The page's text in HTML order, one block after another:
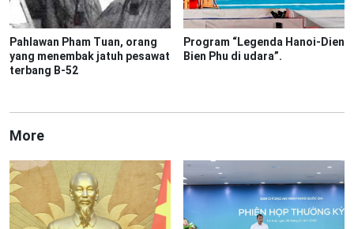
Pahlawan Pham Tuan, orang
yang menembak jatuh pesawat
terbang B-52
Program “Legenda Hanoi-Dien
Bien Phu di udara”.
More